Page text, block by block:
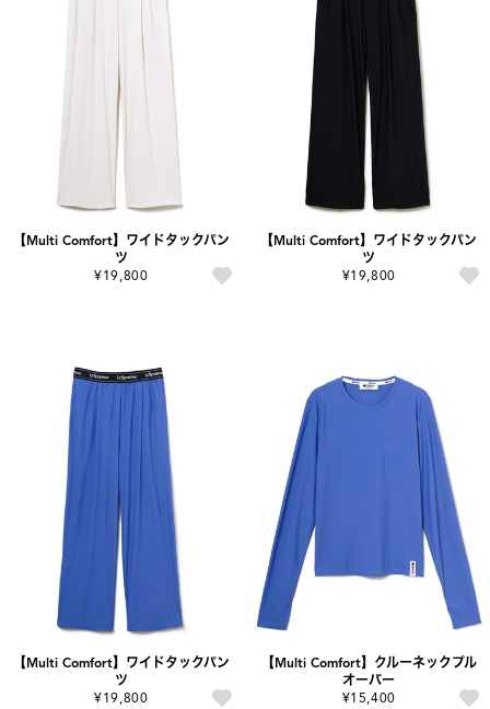
【Multi Comfort】ワイドタックパン
ツ
¥19,800
【Multi Comfort】ワイドタックパン
ツ
¥19,800
【Multi Comfort】ワイドタックパン
ツ
¥19,800
【Multi Comfort】クルーネックプル
オーバー
¥15,400